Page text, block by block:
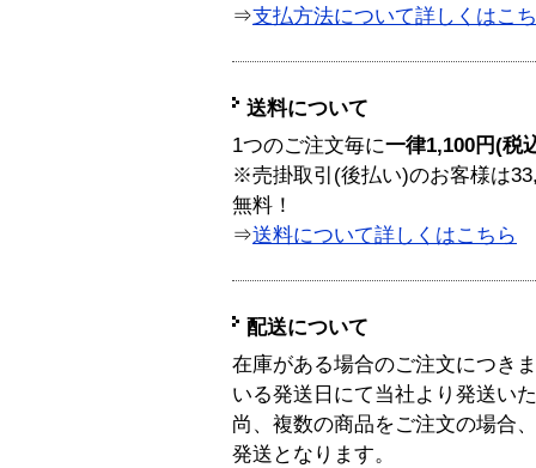
⇒支払方法について詳しくはこ
送料について
1つのご注文毎に一律1,100円(税
※売掛取引(後払い)のお客様は
無料！
⇒送料について詳しくはこちら
配送について
在庫がある場合のご注文につき
いる発送日にて当社より発送い
尚、複数の商品をご注文の場合
発送となります。